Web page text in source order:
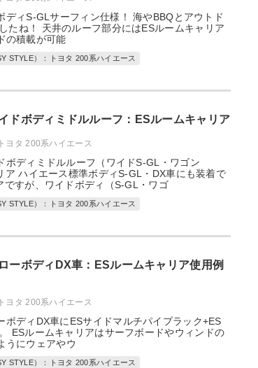
ディS-GLサーフィン仕様！ 海やBBQとアウトド
たね！ 天井のルーフ部分にはESルームキャリア
の積載が可能
STYLE）：トヨタ 200系ハイエース
ドボディミドルルーフ：ESルームキャリア
ヨタ 200系ハイエース
ボディミドルルーフ（ワイドS-GL・ワゴン
ア ハイエース標準ボディS-GL・DX車にも装着で
ですが、ワイドボディ（S-GL・ワゴ
STYLE）：トヨタ 200系ハイエース
ーボディDX車：ESルームキャリア使用例
ヨタ 200系ハイエース
ボディDX車にESサイドマルチパイプラック+ES
ESルームキャリアはサーフボードやウィンドの
うにウェアやウ
STYLE）：トヨタ 200系ハイエース